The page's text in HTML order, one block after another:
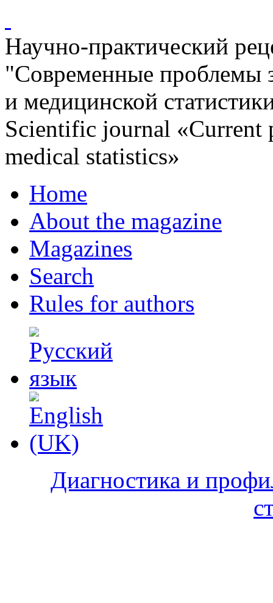
Научно-практический
"Современные проблемы
и медицинской
Scientific journal «Current
medical statistics»
Home
About the magazine
Magazines
Search
Rules for authors
Диагностика и